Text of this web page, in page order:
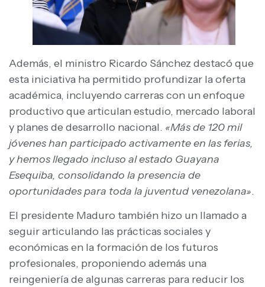
Además, el ministro Ricardo Sánchez destacó que
esta iniciativa ha permitido profundizar la oferta
académica, incluyendo carreras con un enfoque
productivo que articulan estudio, mercado laboral
y planes de desarrollo nacional. «Más de 120 mil
jóvenes han participado activamente en las ferias,
y hemos llegado incluso al estado Guayana
Esequiba, consolidando la presencia de
oportunidades para toda la juventud venezolana».
El presidente Maduro también hizo un llamado a
seguir articulando las prácticas sociales y
económicas en la formación de los futuros
profesionales, proponiendo además una
reingeniería de algunas carreras para reducir los